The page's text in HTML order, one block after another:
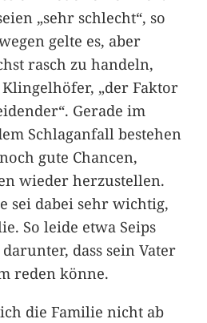
„sehr schlecht“, so
gelte es, aber
rasch zu handeln,
„der Faktor
Gerade im
Schlaganfall bestehen
gute Chancen,
wieder herzustellen.
sei dabei sehr wichtig,
So leide etwa Seips
dass sein Vater
reden könne.
die Familie nicht ab